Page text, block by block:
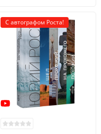
С автографом Роста!